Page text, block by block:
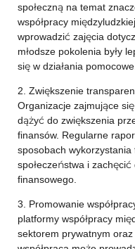
społeczną na temat
współpracy
wprowadzić zajęcia
młodsze pokolenia były
się w działania
2. Zwiększenie
Organizacje zajmujące
dążyć do zwiększenia
finansów. Regularne
sposobach
społeczeństwa i
finansowego.
3. Promowanie
platformy współpracy
sektorem prywatnym